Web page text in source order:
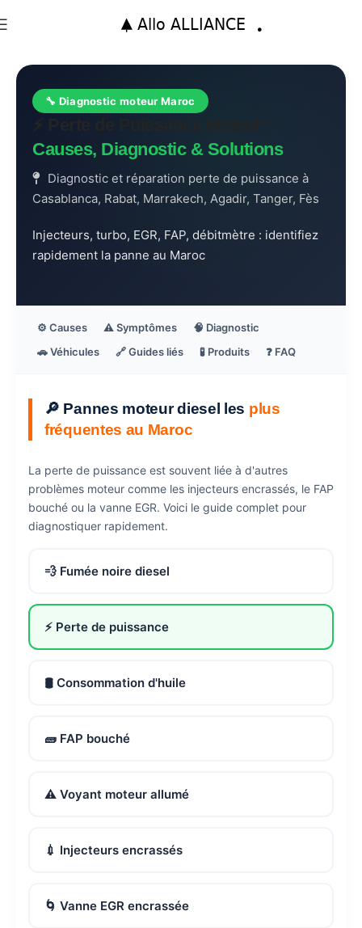
🔧 Diagnostic moteur Maroc
Causes, Diagnostic & Solutions
Diagnostic et réparation perte de puissance à
Casablanca, Rabat, Marrakech, Agadir, Tanger, Fès
Injecteurs, turbo, EGR, FAP, débitmètre : identifiez
rapidement la panne au Maroc
⚙️ Causes ⚠️ Symptômes
🧠 Diagnostic
🚗 Véhicules
🔗 Guides liés 🧪 Produits ❓ FAQ
🔎 Pannes moteur diesel les plus
fréquentes au Maroc
La perte de puissance est souvent liée à d'autres
problèmes moteur comme les injecteurs encrassés, le FAP
bouché ou la vanne EGR. Voici le guide complet pour
diagnostiquer rapidement.
💨 Fumée noire diesel
⚡ Perte de puissance
🛢️ Consommation d'huile
🧱 FAP bouché
⚠️ Voyant moteur allumé
💉 Injecteurs encrassés
🌀 Vanne EGR encrassée